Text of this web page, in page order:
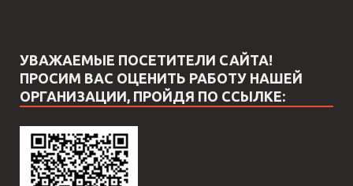
УВАЖАЕМЫЕ ПОСЕТИТЕЛИ САЙТА!
ПРОСИМ ВАС ОЦЕНИТЬ РАБОТУ НАШЕЙ
ОРГАНИЗАЦИИ, ПРОЙДЯ ПО ССЫЛКЕ: